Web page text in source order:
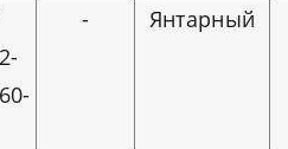
- Янтарный